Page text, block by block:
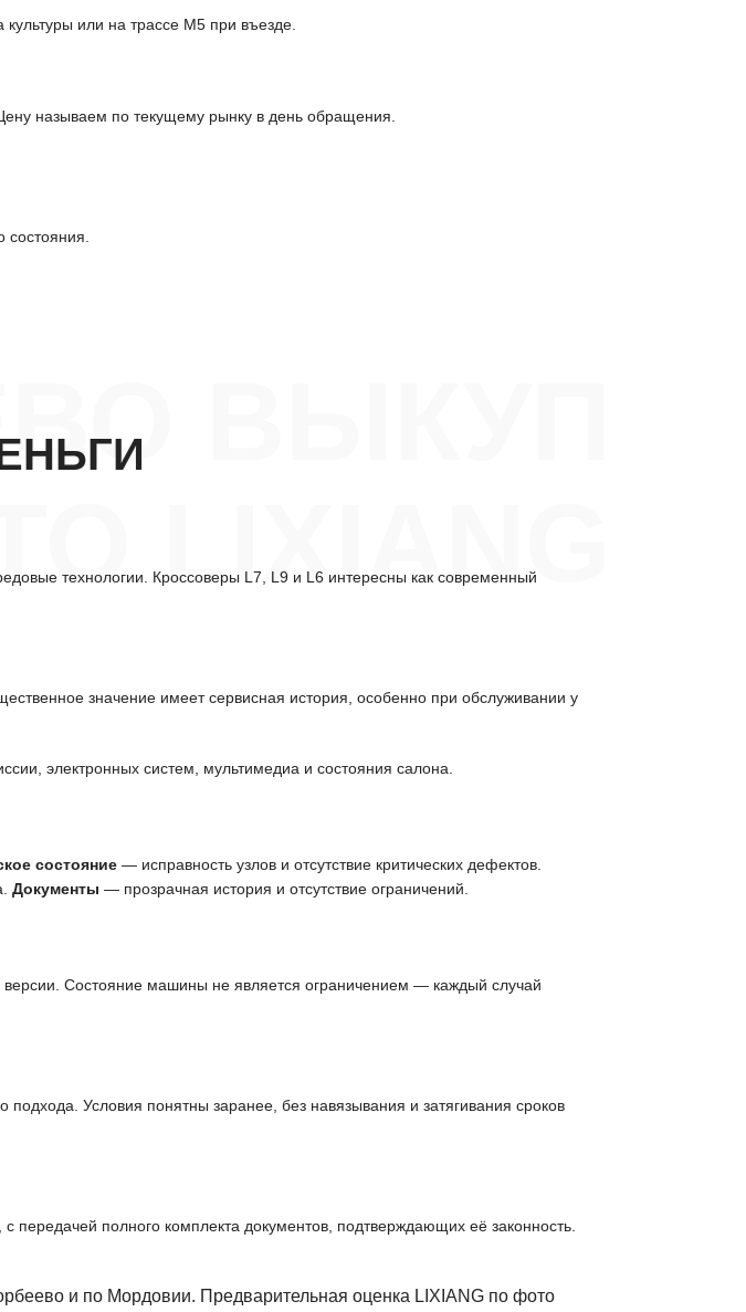
или на трассе М5 при въезде.
называем по текущему рынку в день обращения.
состояния.
ВЫКУП
LIXIANG
технологии. Кроссоверы L7, L9 и L6 интересны как современный
значение имеет сервисная история, особенно при обслуживании у
электронных систем, мультимедиа и состояния салона.
состояние — исправность узлов и отсутствие критических дефектов.
Документы — прозрачная история и отсутствие ограничений.
Состояние машины не является ограничением — каждый случай
Условия понятны заранее, без навязывания и затягивания сроков
полного комплекта документов, подтверждающих её законность.
и по Мордовии. Предварительная оценка LIXIANG по фото